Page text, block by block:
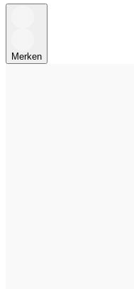
Merken